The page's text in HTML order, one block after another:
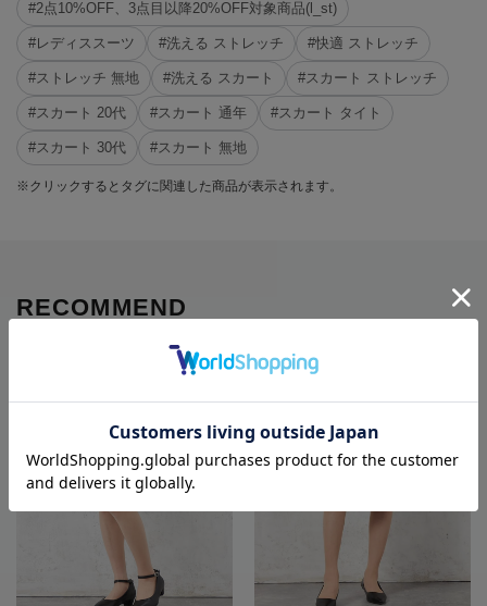
#2点10%OFF、3点目以降20%OFF対象商品(l_st)
#レディススーツ #洗える ストレッチ #快適 ストレッチ
#ストレッチ 無地 #洗える スカート #スカート ストレッチ
#スカート 20代 #スカート 通年 #スカート タイト
#スカート 30代 #スカート 無地
※クリックするとタグに関連した商品が表示されます。
RECOMMEND